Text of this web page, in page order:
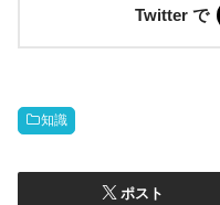
Twitter で
知識
ポスト